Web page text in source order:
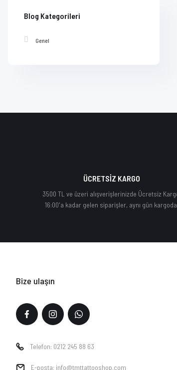
Blog Kategorileri
Genel
ÜCRETSİZ KARGO
3500 TL ve üzeri alışverişlerinizde Ücretsiz
16:00'a kadar gelen siparişler, aynı gün
Bize ulaşın
Telefon: 0212 245 88 63
E-posta: info@tmttattooshop.com